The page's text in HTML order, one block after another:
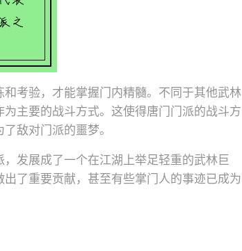
考验，才能掌握门内精髓。不同于其他武林
主要的战斗方式。这使得唐门门派的战斗方
敌对门派的噩梦。
发展成了一个在江湖上举足轻重的武林巨
了重要贡献，甚至有些掌门人的事迹已成为